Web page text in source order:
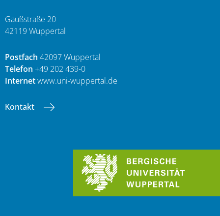
Gaußstraße 20
42119 Wuppertal
Postfach 42097 Wuppertal
Telefon +49 202 439-0
Internetwww.uni-wuppertal.de
Kontakt